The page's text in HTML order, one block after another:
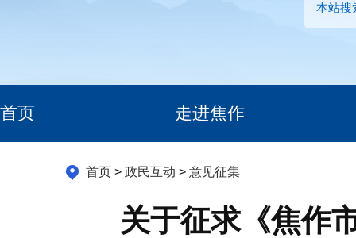
本站搜
首页 走进焦作
首页> 政民互动 > 意见征集
关于征求《焦作